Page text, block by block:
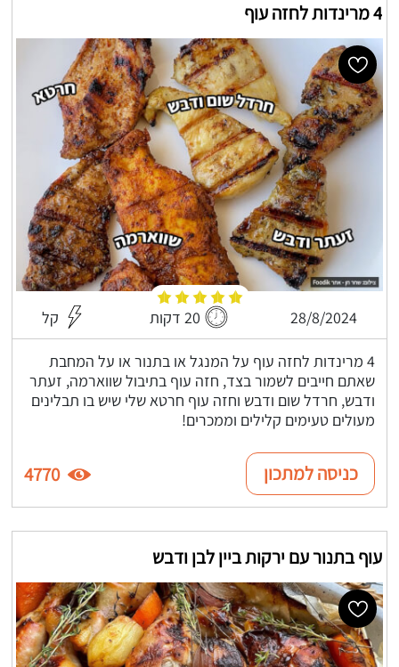
4 מרינדות לחזה עוף
28/8/2024 20 דקות קל
4 מרינדות לחזה עוף על המנגל או בתנור או על המחבת
שאתם חייבים לשמור בצד, חזה עוף בתיבול שווארמה, זעתר
ודבש, חרדל שום ודבש וחזה עוף חרטא שלי שיש בו תבלינים
מעולים טעימים קלילים וממכרים!
כניסה למתכון 4770
עוף בתנור עם ירקות ביין לבן ודבש